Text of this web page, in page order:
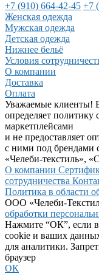
+7 (910) 664-42-45 +7
Женская одежда
Мужская одежда
Детская одежда
Нижнее бельё
Условия
О компании
Доставка
Оплата
Уважаемые клиенты!
определяет политику
маркетплейсами
и не предоставляет
с ними под брендами
«Челеби-текстиль»,
О компании
сотрудничества
Политика в области
ООО «Челеби-
обработки
Нажмите “ОК”, если
cookie и ваших
для аналитики.
браузер
ОК